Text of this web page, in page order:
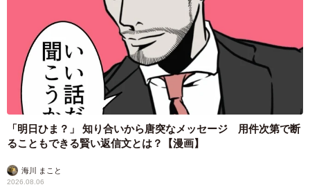
「明日ひま？」 知り合いから唐突なメッセージ 用件次第で断
ることもできる賢い返信文とは？【漫画】
海川 まこと
2026.08.06